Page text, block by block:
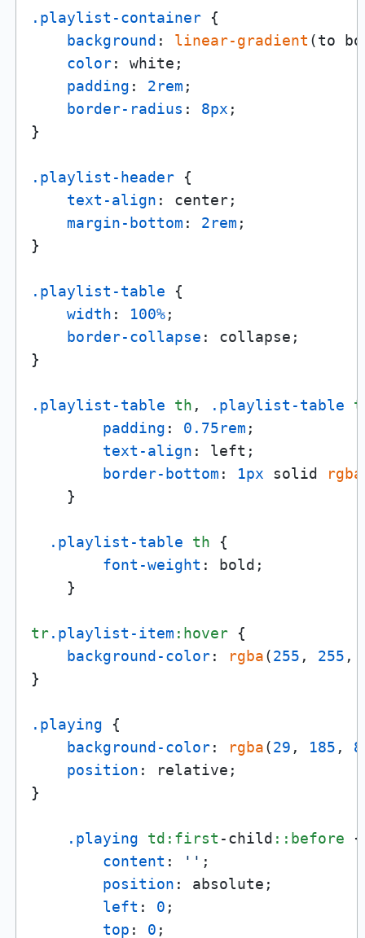
.playlist-container {
background : linear-gradient (to
color: white;
padding : 2rem ;
border-radius : 8px ;
}
.playlist-header {
text-align : center;
margin-bottom : 2rem ;
}
.playlist-table {
width : 100%;
border-collapse : collapse;
}
.playlist-table th , .playlist-table
padding : 0.75rem ;
text-align : left;
border-bottom : 1px solid rgba
    }
.playlist-table th {
font-weight : bold;
    }
tr.playlist-item :hover {
background-color: rgba(255 , 255 ,
}
.playing {
background-color: rgba(29 , 185 ,
position : relative;
}
.playing td :first -child ::before {
content : '' ;
position : absolute;
left : 0 ;
top : 0 ;